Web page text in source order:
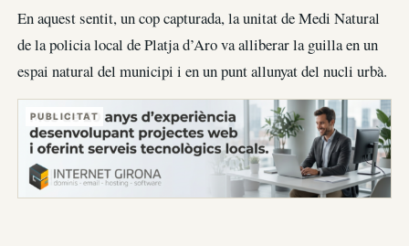
En aquest sentit, un cop capturada, la unitat de Medi Natural
de la policia local de Platja d’Aro va alliberar la guilla en un
espai natural del municipi i en un punt allunyat del nucli urbà.
PUBLICITAT